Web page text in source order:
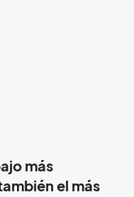
más
el más